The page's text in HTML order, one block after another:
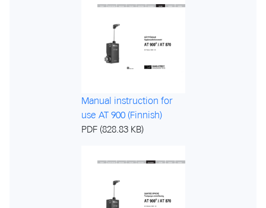
Manual instruction for
use AT 900 (Finnish)
PDF (828.83 KB)